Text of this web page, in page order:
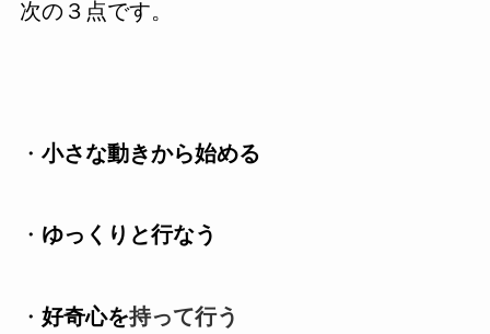
次の３点です。
・ 小さな動きから始める
・ ゆっくりと行なう
・ 好奇心を持って行う